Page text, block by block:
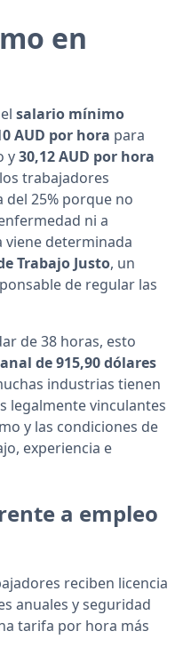
en
salario mínimo
AUD por hora para
y30,12 AUD por hora
trabajadores
del 25% porque no
ni a
viene determinada
Trabajo Justo, un
de regular las
de 38 horas, esto
de 915,90 dólares
industrias tienen
legalmente vinculantes
y las condiciones de
experiencia e
a empleo
reciben licencia
anuales y seguridad
tarifa por hora más